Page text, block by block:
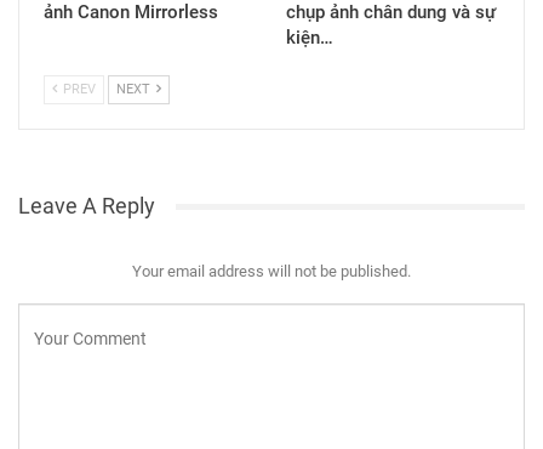
ảnh Canon Mirrorless
chụp ảnh chân dung và sự
kiện…
PREV NEXT
Leave A Reply
Your email address will not be published.